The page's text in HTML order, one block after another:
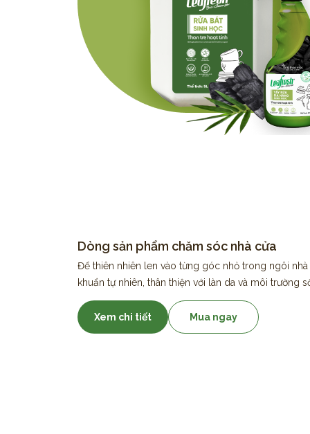
Dòng sản phẩm chăm sóc nhà cửa
Để thiên nhiên len vào từng góc nhỏ trong ngôi
khuẩn tự nhiên, thân thiện với làn da và môi trường
Xem chi tiết Mua ngay